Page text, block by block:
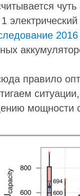
1
2016
правило
мощности